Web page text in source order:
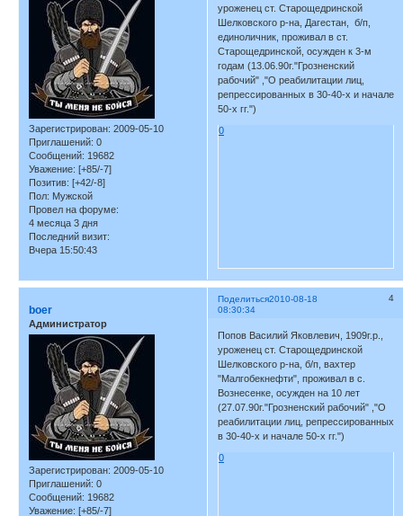
Зарегистрирован: 2009-05-10
Приглашений: 0
Сообщений: 19682
Уважение: [+85/-7]
Позитив: [+42/-8]
Пол: Мужской
Провел на форуме:
4 месяца 3 дня
Последний визит:
Вчера 15:50:43
уроженец ст. Старощедринской
Шелковского р-на, Дагестан, б/п,
единоличник, проживал в ст.
Старощедринской, осужден к 3-м
годам (13.06.90г."Грозненский
рабочий" ,"О реабилитации лиц,
репрессированных в 30-40-х и начале
50-х гг.")
0
Поделиться 4
2010-08-18
08:30:34
boer
Администратор
Зарегистрирован: 2009-05-10
Приглашений: 0
Сообщений: 19682
Уважение: [+85/-7]
Попов Василий Яковлевич, 1909г.р.,
уроженец ст. Старощедринской
Шелковского р-на, б/п, вахтер
"Малгобекнефти", проживал в с.
Вознесенке, осужден на 10 лет
(27.07.90г."Грозненский рабочий" ,"О
реабилитации лиц, репрессированных
в 30-40-х и начале 50-х гг.")
0